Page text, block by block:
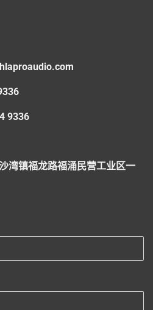
9336
湾镇福龙路福涌民营工业区一